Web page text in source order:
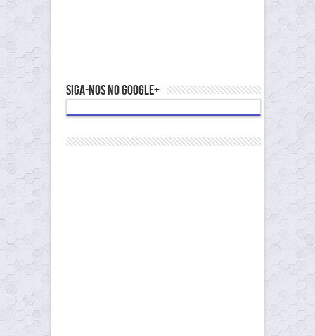
Siga-nos no Google+